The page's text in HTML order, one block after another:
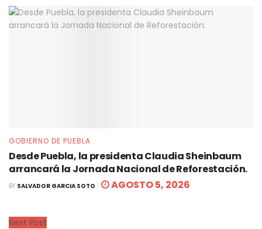
GOBIERNO DE PUEBLA
Desde Puebla, la presidenta Claudia Sheinbaum
arrancará la Jornada Nacional de Reforestación.
BY SALVADOR GARCIA SOTO AGOSTO 5, 2026
Next Post